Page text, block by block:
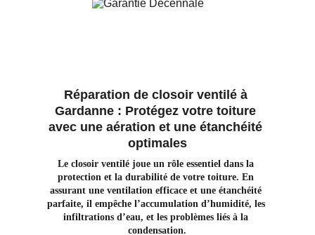
Réparation de closoir ventilé à
Gardanne : Protégez votre toiture
avec une aération et une étanchéité
optimales
Le closoir ventilé joue un rôle essentiel dans la
protection et la durabilité de votre toiture. En
assurant une ventilation efficace et une étanchéité
parfaite, il empêche l’accumulation d’humidité, les
infiltrations d’eau, et les problèmes liés à la
condensation.